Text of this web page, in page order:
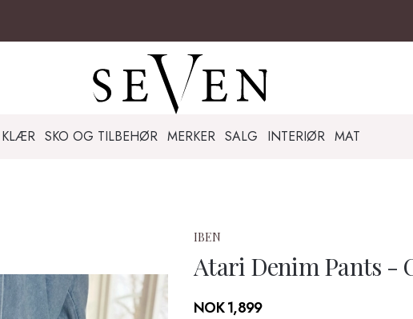
KLÆR SKO OG TILBEHØR MERKER SALG INTERIØR MAT
IBEN
Atari Denim Pants -
Produktdetaljer
NOK 1,899